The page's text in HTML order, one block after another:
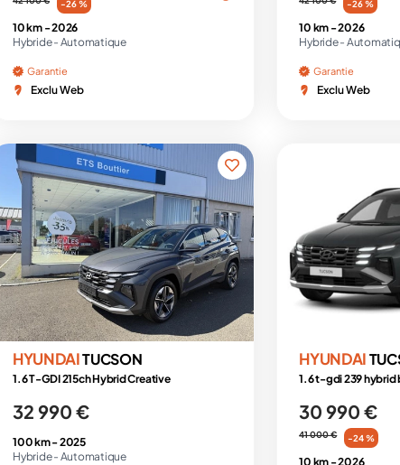
-26 %
10 km -2026
Hybride - Automatique
Garantie
Exclu Web
-26 %
10 km -2026
Hybride -
Garantie
Exclu Web
HYUNDAITUCSON
1.6 T-GDI 215ch Hybrid Creative
32 990 €
100 km -2025
Hybride - Automatique
HYUNDAI
1.6 t-gdi 239 hybrid
30 990 €
41 000 € -24 %
10 km -2026